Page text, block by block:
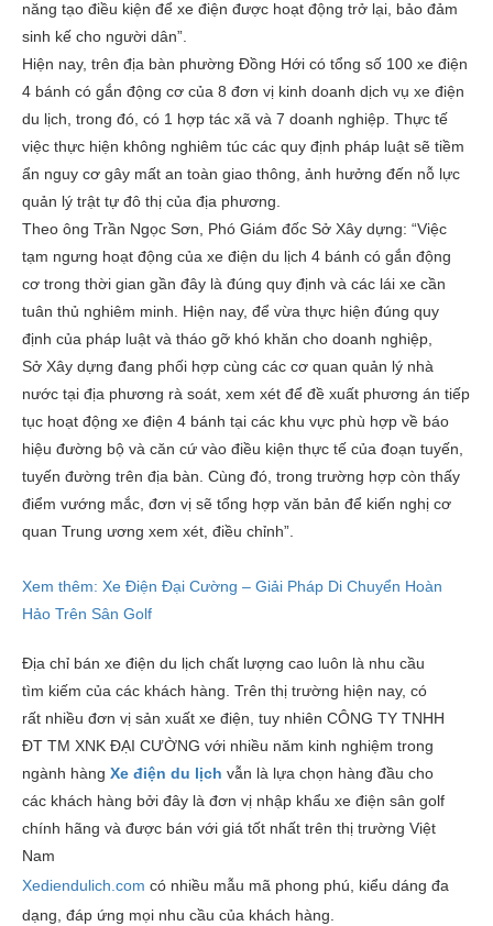
năng tạo điều kiện để xe điện được hoạt động trở lại, bảo đảm
sinh kế cho người dân”.
Hiện nay, trên địa bàn phường Đồng Hới có tổng số 100 xe điện
4 bánh có gắn động cơ của 8 đơn vị kinh doanh dịch vụ xe điện
du lịch, trong đó, có 1 hợp tác xã và 7 doanh nghiệp. Thực tế
việc thực hiện không nghiêm túc các quy định pháp luật sẽ tiềm
ẩn nguy cơ gây mất an toàn giao thông, ảnh hưởng đến nỗ lực
quản lý trật tự đô thị của địa phương.
Theo ông Trần Ngọc Sơn, Phó Giám đốc Sở Xây dựng: “Việc
tạm ngưng hoạt động của xe điện du lịch 4 bánh có gắn động
cơ trong thời gian gần đây là đúng quy định và các lái xe cần
tuân thủ nghiêm minh. Hiện nay, để vừa thực hiện đúng quy
định của pháp luật và tháo gỡ khó khăn cho doanh nghiệp,
Sở Xây dựng đang phối hợp cùng các cơ quan quản lý nhà
nước tại địa phương rà soát, xem xét để đề xuất phương án tiếp
tục hoạt động xe điện 4 bánh tại các khu vực phù hợp về báo
hiệu đường bộ và căn cứ vào điều kiện thực tế của đoạn tuyến,
tuyến đường trên địa bàn. Cùng đó, trong trường hợp còn thấy
điểm vướng mắc, đơn vị sẽ tổng hợp văn bản để kiến nghị cơ
quan Trung ương xem xét, điều chỉnh”.
Xem thêm: Xe Điện Đại Cường – Giải Pháp Di Chuyển Hoàn
Hảo Trên Sân Golf
Địa chỉ bán xe điện du lịch chất lượng cao luôn là nhu cầu
tìm kiếm của các khách hàng. Trên thị trường hiện nay, có
rất nhiều đơn vị sản xuất xe điện, tuy nhiên CÔNG TY TNHH
ĐT TM XNK ĐẠI CƯỜNG với nhiều năm kinh nghiệm trong
ngành hàng Xe điện du lịch vẫn là lựa chọn hàng đầu cho
các khách hàng bởi đây là đơn vị nhập khẩu xe điện sân golf
chính hãng và được bán với giá tốt nhất trên thị trường Việt
Nam
Xediendulich.com có nhiều mẫu mã phong phú, kiểu dáng đa
dạng, đáp ứng mọi nhu cầu của khách hàng.